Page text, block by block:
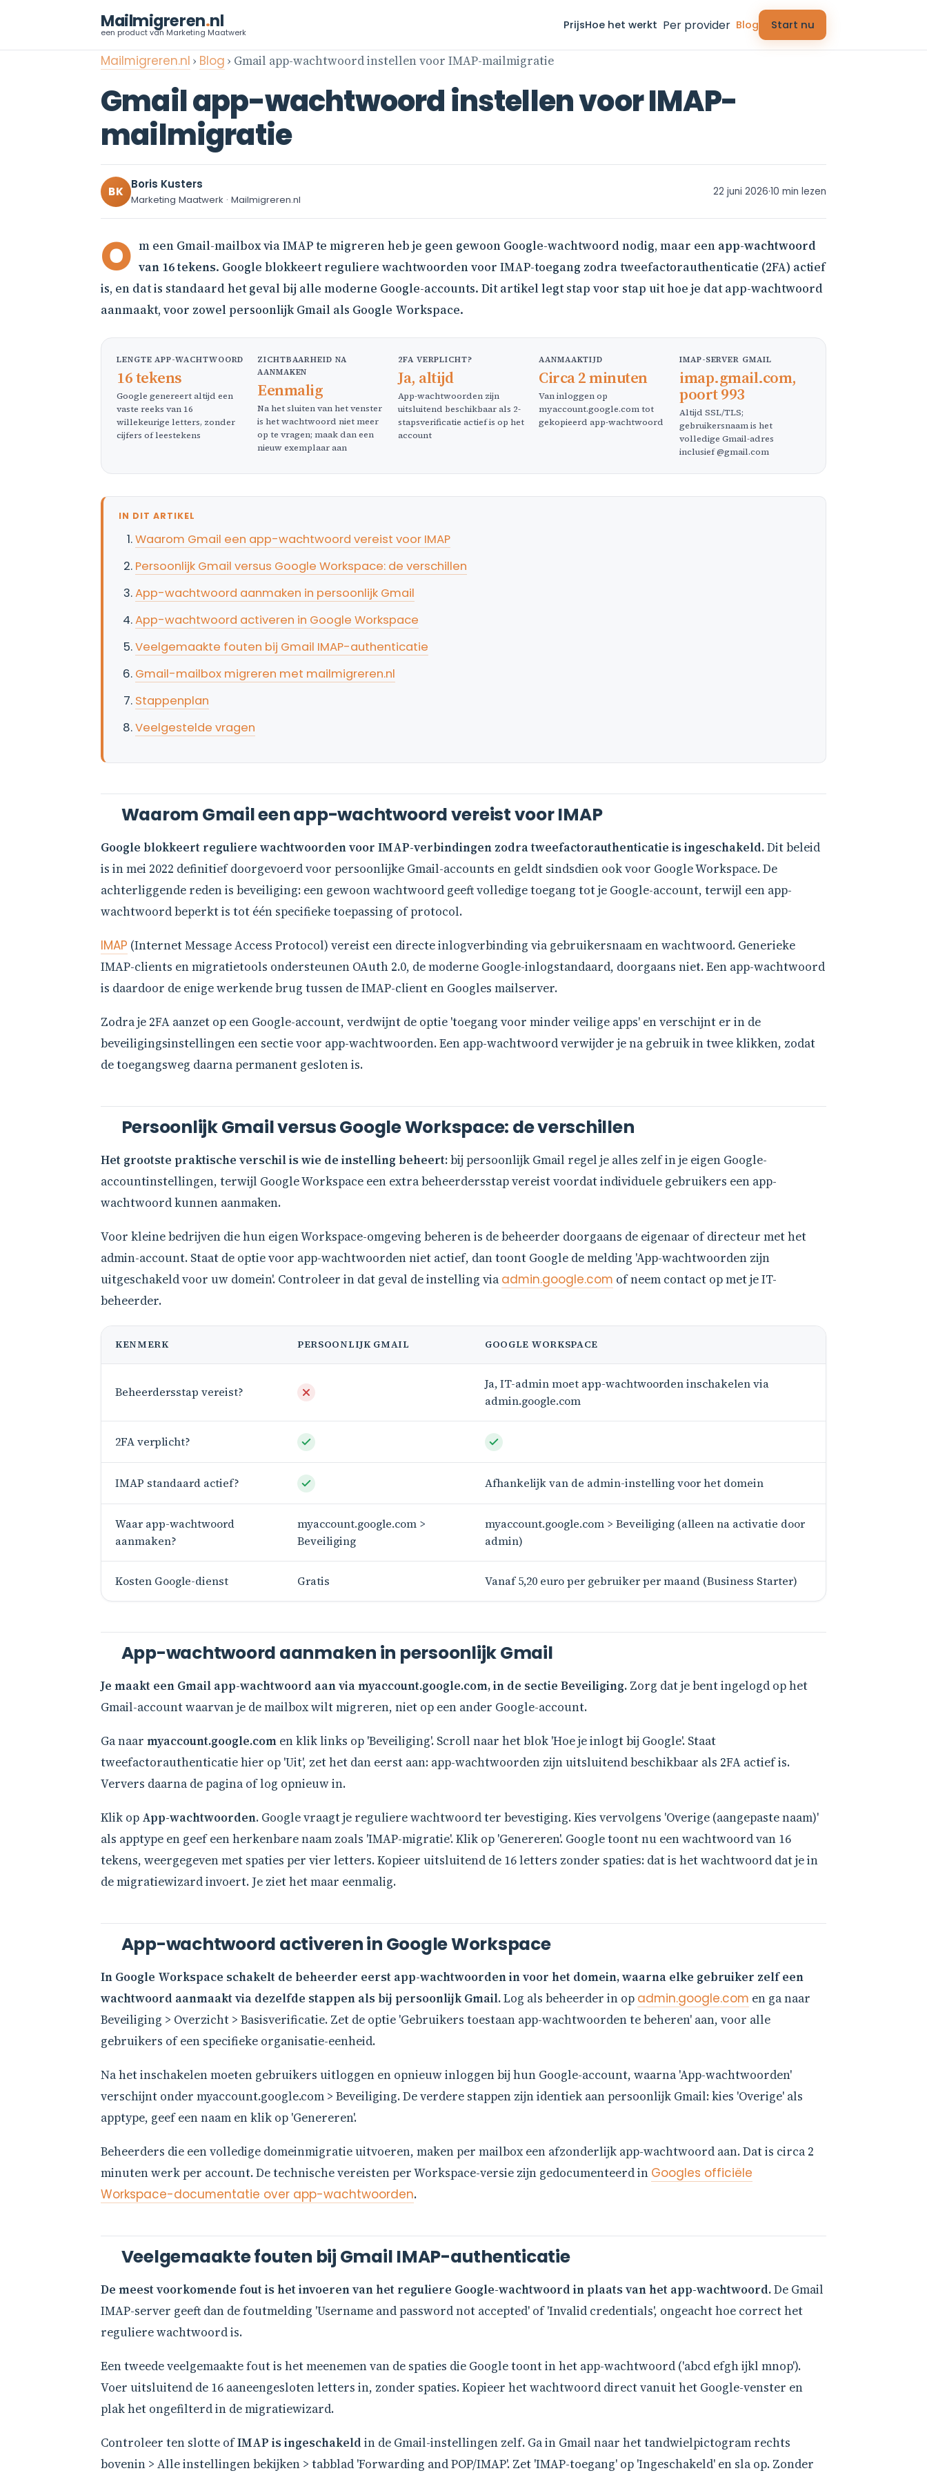
Mailmigreren.nl
een product van Marketing Maatwerk
PrijsHoe het werkt Per provider Blog Start nu
Mailmigreren.nl › Blog › Gmail app-wachtwoord instellen voor IMAP-mailmigratie
Gmail app-wachtwoord instellen voor IMAP-
mailmigratie
BK Boris Kusters
Marketing Maatwerk · Mailmigreren.nl
22 juni 2026·10 min lezen
O m een Gmail-mailbox via IMAP te migreren heb je geen gewoon Google-wachtwoord nodig, maar een app-wachtwoord
van 16 tekens. Google blokkeert reguliere wachtwoorden voor IMAP-toegang zodra tweefactorauthenticatie (2FA) actief
is, en dat is standaard het geval bij alle moderne Google-accounts. Dit artikel legt stap voor stap uit hoe je dat app-wachtwoord
aanmaakt, voor zowel persoonlijk Gmail als Google Workspace.
LENGTE APP-WACHTWOORD
16 tekens
Google genereert altijd een
vaste reeks van 16
willekeurige letters, zonder
cijfers of leestekens
ZICHTBAARHEID NA
AANMAKEN
Eenmalig
Na het sluiten van het venster
is het wachtwoord niet meer
op te vragen; maak dan een
nieuw exemplaar aan
2FA VERPLICHT?
Ja, altijd
App-wachtwoorden zijn
uitsluitend beschikbaar als 2-
stapsverificatie actief is op het
account
AANMAAKTIJD
Circa 2 minuten
Van inloggen op
myaccount.google.com tot
gekopieerd app-wachtwoord
IMAP-SERVER GMAIL
imap.gmail.com,
poort 993
Altijd SSL/TLS;
gebruikersnaam is het
volledige Gmail-adres
inclusief @gmail.com
IN DIT ARTIKEL
Waarom Gmail een app-wachtwoord vereist voor IMAP
Persoonlijk Gmail versus Google Workspace: de verschillen
App-wachtwoord aanmaken in persoonlijk Gmail
App-wachtwoord activeren in Google Workspace
Veelgemaakte fouten bij Gmail IMAP-authenticatie
Gmail-mailbox migreren met mailmigreren.nl
Stappenplan
Veelgestelde vragen
Waarom Gmail een app-wachtwoord vereist voor IMAP
Google blokkeert reguliere wachtwoorden voor IMAP-verbindingen zodra tweefactorauthenticatie is ingeschakeld.Dit beleid
is in mei 2022 definitief doorgevoerd voor persoonlijke Gmail-accounts en geldt sindsdien ook voor Google Workspace. De
achterliggende reden is beveiliging: een gewoon wachtwoord geeft volledige toegang tot je Google-account, terwijl een app-
wachtwoord beperkt is tot één specifieke toepassing of protocol.
IMAP (Internet Message Access Protocol) vereist een directe inlogverbinding via gebruikersnaam en wachtwoord. Generieke
IMAP-clients en migratietools ondersteunen OAuth 2.0, de moderne Google-inlogstandaard, doorgaans niet. Een app-wachtwoord
is daardoor de enige werkende brug tussen de IMAP-client en Googles mailserver.
Zodra je 2FA aanzet op een Google-account, verdwijnt de optie 'toegang voor minder veilige apps' en verschijnt er in de
beveiligingsinstellingen een sectie voor app-wachtwoorden. Een app-wachtwoord verwijder je na gebruik in twee klikken, zodat
de toegangsweg daarna permanent gesloten is.
Persoonlijk Gmail versus Google Workspace: de verschillen
Het grootste praktische verschil is wie de instelling beheert:bij persoonlijk Gmail regel je alles zelf in je eigen Google-
accountinstellingen, terwijl Google Workspace een extra beheerdersstap vereist voordat individuele gebruikers een app-
wachtwoord kunnen aanmaken.
Voor kleine bedrijven die hun eigen Workspace-omgeving beheren is de beheerder doorgaans de eigenaar of directeur met het
admin-account. Staat de optie voor app-wachtwoorden niet actief, dan toont Google de melding 'App-wachtwoorden zijn
uitgeschakeld voor uw domein'. Controleer in dat geval de instelling via admin.google.com of neem contact op met je IT-
beheerder.
KENMERK PERSOONLIJK GMAIL GOOGLE WORKSPACE
Beheerdersstap vereist?
Ja, IT-admin moet app-wachtwoorden inschakelen via
admin.google.com
2FA verplicht?
IMAP standaard actief? Afhankelijk van de admin-instelling voor het domein
Waar app-wachtwoord
aanmaken?
myaccount.google.com >
Beveiliging
myaccount.google.com > Beveiliging (alleen na activatie door
admin)
Kosten Google-dienst Gratis Vanaf 5,20 euro per gebruiker per maand (Business Starter)
App-wachtwoord aanmaken in persoonlijk Gmail
Je maakt een Gmail app-wachtwoord aan via myaccount.google.com, in de sectie Beveiliging. Zorg dat je bent ingelogd op het
Gmail-account waarvan je de mailbox wilt migreren, niet op een ander Google-account.
Ga naar myaccount.google.com en klik links op 'Beveiliging'. Scroll naar het blok 'Hoe je inlogt bij Google'. Staat
tweefactorauthenticatie hier op 'Uit', zet het dan eerst aan: app-wachtwoorden zijn uitsluitend beschikbaar als 2FA actief is.
Ververs daarna de pagina of log opnieuw in.
Klik op App-wachtwoorden. Google vraagt je reguliere wachtwoord ter bevestiging. Kies vervolgens 'Overige (aangepaste naam)'
als apptype en geef een herkenbare naam zoals 'IMAP-migratie'. Klik op 'Genereren'. Google toont nu een wachtwoord van 16
tekens, weergegeven met spaties per vier letters. Kopieer uitsluitend de 16 letters zonder spaties: dat is het wachtwoord dat je in
de migratiewizard invoert. Je ziet het maar eenmalig.
App-wachtwoord activeren in Google Workspace
In Google Workspace schakelt de beheerder eerst app-wachtwoorden in voor het domein, waarna elke gebruiker zelf een
wachtwoord aanmaakt via dezelfde stappen als bij persoonlijk Gmail.Log als beheerder in op admin.google.com en ga naar
Beveiliging > Overzicht > Basisverificatie. Zet de optie 'Gebruikers toestaan app-wachtwoorden te beheren' aan, voor alle
gebruikers of een specifieke organisatie-eenheid.
Na het inschakelen moeten gebruikers uitloggen en opnieuw inloggen bij hun Google-account, waarna 'App-wachtwoorden'
verschijnt onder myaccount.google.com > Beveiliging. De verdere stappen zijn identiek aan persoonlijk Gmail: kies 'Overige' als
apptype, geef een naam en klik op 'Genereren'.
Beheerders die een volledige domeinmigratie uitvoeren, maken per mailbox een afzonderlijk app-wachtwoord aan. Dat is circa 2
minuten werk per account. De technische vereisten per Workspace-versie zijn gedocumenteerd in Googles officiële
Workspace-documentatie over app-wachtwoorden.
Veelgemaakte fouten bij Gmail IMAP-authenticatie
De meest voorkomende fout is het invoeren van het reguliere Google-wachtwoord in plaats van het app-wachtwoord.De Gmail
IMAP-server geeft dan de foutmelding 'Username and password not accepted' of 'Invalid credentials', ongeacht hoe correct het
reguliere wachtwoord is.
Een tweede veelgemaakte fout is het meenemen van de spaties die Google toont in het app-wachtwoord ('abcd efgh ijkl mnop').
Voer uitsluitend de 16 aaneengesloten letters in, zonder spaties. Kopieer het wachtwoord direct vanuit het Google-venster en
plak het ongefilterd in de migratiewizard.
Controleer ten slotte ofIMAP is ingeschakeld in de Gmail-instellingen zelf. Ga in Gmail naar het tandwielpictogram rechts
bovenin > Alle instellingen bekijken > tabblad 'Forwarding and POP/IMAP'. Zet 'IMAP-toegang' op 'Ingeschakeld' en sla op. Zonder